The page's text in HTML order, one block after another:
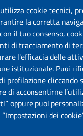
cookie tecnici,
la corretta
il tuo consenso,
di tracciamento di
l'efficacia delle
istituzionale. Puoi
profilazione cliccando
di acconsentirne
oppure puoi
dei
di Architettura,
Studi di Sassari
Salit – Piazza Duomo,